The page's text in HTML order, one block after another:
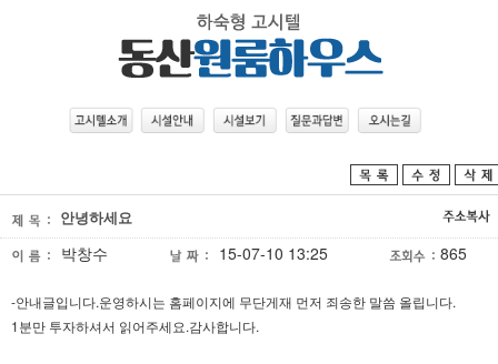
안녕하세요
박창수 15-07-10 13:25 865
-안내글입니다.운영하시는 홈페이지에 무단게재 먼저 죄송한 말씀 올립니다.
1분만 투자하셔서 읽어주세요.감사합니다.